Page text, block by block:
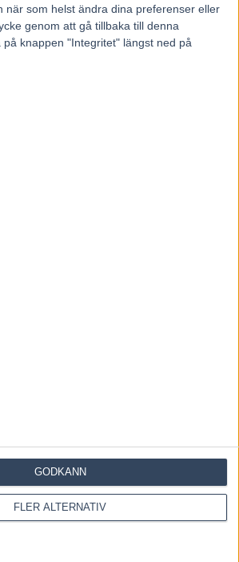
när som helst ändra dina preferenser eller
genom att gå tillbaka till denna
på knappen "Integritet" längst ned på
FLER ALTERNATIV
GODKÄNN
Nästa artikel